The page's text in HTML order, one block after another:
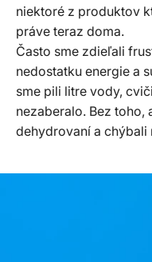
niektoré z produktov
práve teraz doma.
Často sme zdieľali
nedostatku energie a
sme pili litre vody,
nezaberalo. Bez toho,
dehydrovaní a chýbali